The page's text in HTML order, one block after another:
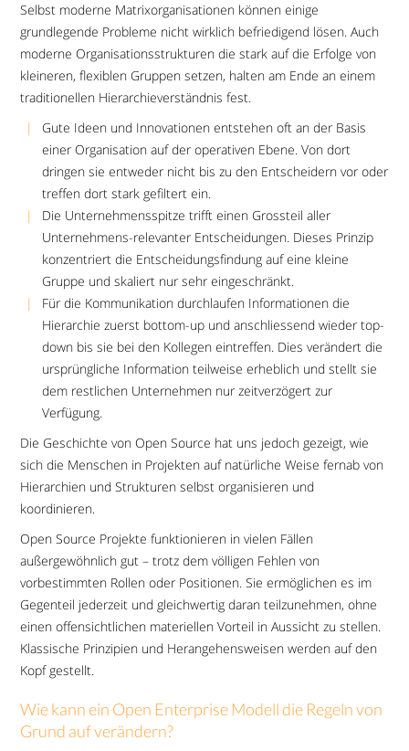
Selbst moderne Matrixorganisationen können einige
grundlegende Probleme nicht wirklich befriedigend lösen. Auch
moderne Organisationsstrukturen die stark auf die Erfolge von
kleineren, flexiblen Gruppen setzen, halten am Ende an einem
traditionellen Hierarchieverständnis fest.
Gute Ideen und Innovationen entstehen oft an der Basis
einer Organisation auf der operativen Ebene. Von dort
dringen sie entweder nicht bis zu den Entscheidern vor oder
treffen dort stark gefiltert ein.
Die Unternehmensspitze trifft einen Grossteil aller
Unternehmens-relevanter Entscheidungen. Dieses Prinzip
konzentriert die Entscheidungsfindung auf eine kleine
Gruppe und skaliert nur sehr eingeschränkt.
Für die Kommunikation durchlaufen Informationen die
Hierarchie zuerst bottom-up und anschliessend wieder top-
down bis sie bei den Kollegen eintreffen. Dies verändert die
ursprüngliche Information teilweise erheblich und stellt sie
dem restlichen Unternehmen nur zeitverzögert zur
Verfügung.
Die Geschichte von Open Source hat uns jedoch gezeigt, wie
sich die Menschen in Projekten auf natürliche Weise fernab von
Hierarchien und Strukturen selbst organisieren und
koordinieren.
Open Source Projekte funktionieren in vielen Fällen
außergewöhnlich gut – trotz dem völligen Fehlen von
vorbestimmten Rollen oder Positionen. Sie ermöglichen es im
Gegenteil jederzeit und gleichwertig daran teilzunehmen, ohne
einen offensichtlichen materiellen Vorteil in Aussicht zu stellen.
Klassische Prinzipien und Herangehensweisen werden auf den
Kopf gestellt.
Wie kann ein Open Enterprise Modell die Regeln von
Grund auf verändern?